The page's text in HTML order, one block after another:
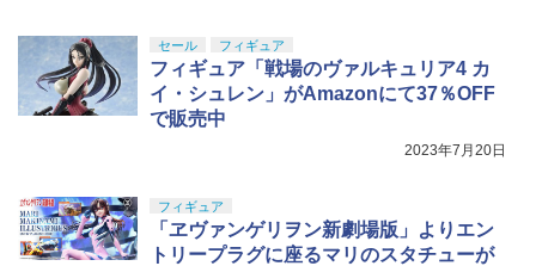
セール フィギュア
フィギュア「戦場のヴァルキュリア4 カ
イ・シュレン」がAmazonにて37％OFF
で販売中
2023年7月20日
フィギュア
「ヱヴァンゲリヲン新劇場版」よりエン
トリープラグに座るマリのスタチューが